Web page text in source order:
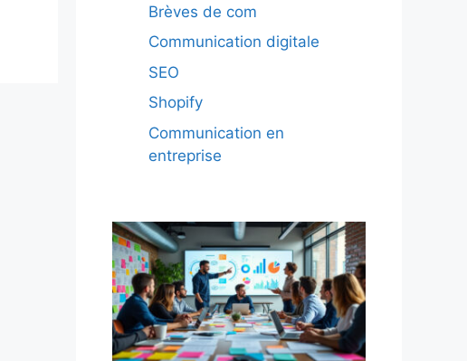
Brèves de com
Communication digitale
SEO
Shopify
Communication en
entreprise